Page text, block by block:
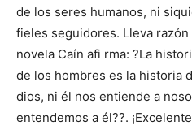
de los seres humanos, ni
fieles seguidores. Lleva razón
novela Caín afi rma: ?La
de los hombres es la historia
dios, ni él nos entiende a
entendemos a él??.